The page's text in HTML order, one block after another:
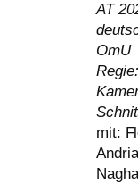
AT
OmU
mit: